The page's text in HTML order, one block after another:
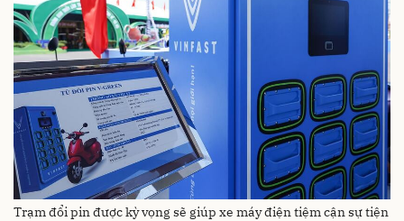
Trạm đổi pin được kỳ vọng sẽ giúp xe máy điện tiệm cận sự tiện